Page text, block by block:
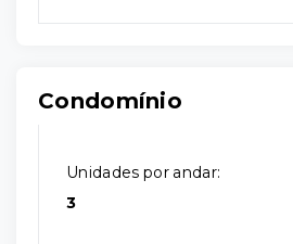
Condomínio
Unidades por andar:
3